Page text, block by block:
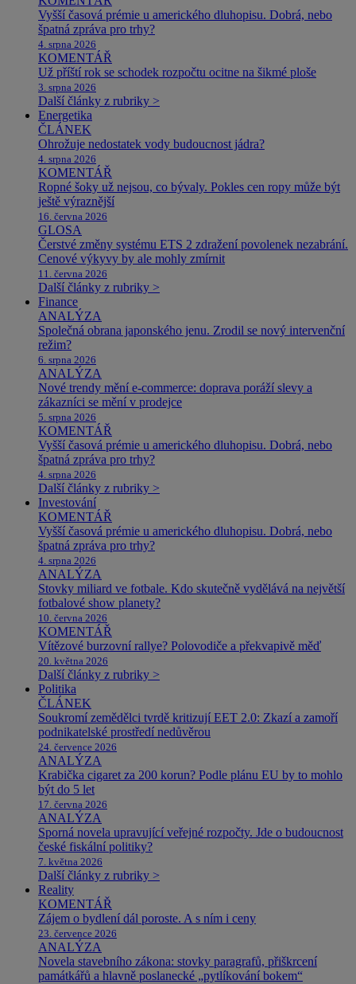
Vyšší časová prémie u amerického dluhopisu. Dobrá, nebo
špatná zpráva pro trhy?
4. srpna 2026
KOMENTÁŘ
Už příští rok se schodek rozpočtu ocitne na šikmé ploše
3. srpna 2026
Další články z rubriky >
Energetika
ČLÁNEK
Ohrožuje nedostatek vody budoucnost jádra?
4. srpna 2026
KOMENTÁŘ
Ropné šoky už nejsou, co bývaly. Pokles cen ropy může být
ještě výraznější
16. června 2026
GLOSA
Čerstvé změny systému ETS 2 zdražení povolenek nezabrání.
Cenové výkyvy by ale mohly zmírnit
11. června 2026
Další články z rubriky >
Finance
ANALÝZA
Společná obrana japonského jenu. Zrodil se nový intervenční
režim?
6. srpna 2026
ANALÝZA
Nové trendy mění e-commerce: doprava poráží slevy a
zákazníci se mění v prodejce
5. srpna 2026
KOMENTÁŘ
Vyšší časová prémie u amerického dluhopisu. Dobrá, nebo
špatná zpráva pro trhy?
4. srpna 2026
Další články z rubriky >
Investování
KOMENTÁŘ
Vyšší časová prémie u amerického dluhopisu. Dobrá, nebo
špatná zpráva pro trhy?
4. srpna 2026
ANALÝZA
Stovky miliard ve fotbale. Kdo skutečně vydělává na největší
fotbalové show planety?
10. června 2026
KOMENTÁŘ
Vítězové burzovní rallye? Polovodiče a překvapivě měď
20. května 2026
Další články z rubriky >
Politika
ČLÁNEK
Soukromí zemědělci tvrdě kritizují EET 2.0: Zkazí a zamoří
podnikatelské prostředí nedůvěrou
24. července 2026
ANALÝZA
Krabička cigaret za 200 korun? Podle plánu EU by to mohlo
být do 5 let
17. června 2026
ANALÝZA
Sporná novela upravující veřejné rozpočty. Jde o budoucnost
české fiskální politiky?
7. května 2026
Další články z rubriky >
Reality
KOMENTÁŘ
Zájem o bydlení dál poroste. A s ním i ceny
23. července 2026
ANALÝZA
Novela stavebního zákona: stovky paragrafů, přiškrcení
památkářů a hlavně poslanecké „pytlíkování bokem“